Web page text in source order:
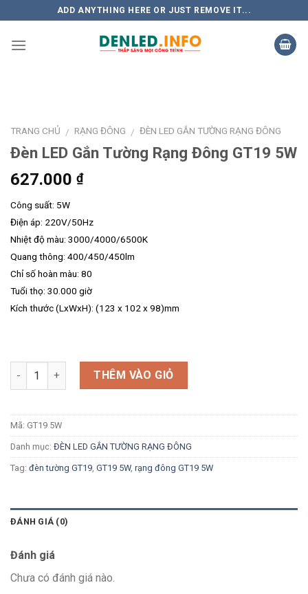
to
content
ADD ANYTHING HERE OR JUST REMOVE IT...
TRANG CHỦ / RẠNG ĐÔNG / ĐÈN LED GẮN TƯỜNG RẠNG ĐÔNG
Đèn LED Gắn Tường Rạng Đông GT19 5W
627.000 ₫
Công suất: 5W
Điện áp: 220V/50Hz
Nhiệt độ màu: 3000/4000/6500K
Quang thông: 400/450/450lm
Chỉ số hoàn màu: 80
Tuổi thọ: 30.000 giờ
Kích thước (LxWxH): (123 x 102 x 98)mm
Số lượng THÊM VÀO GIỎ
Mã: GT19 5W
Danh mục: ĐÈN LED GẮN TƯỜNG RẠNG ĐÔNG
Tag: đèn tường GT19, GT19 5W, rạng đông GT19 5W
ĐÁNH GIÁ (0)
Đánh giá
Chưa có đánh giá nào.